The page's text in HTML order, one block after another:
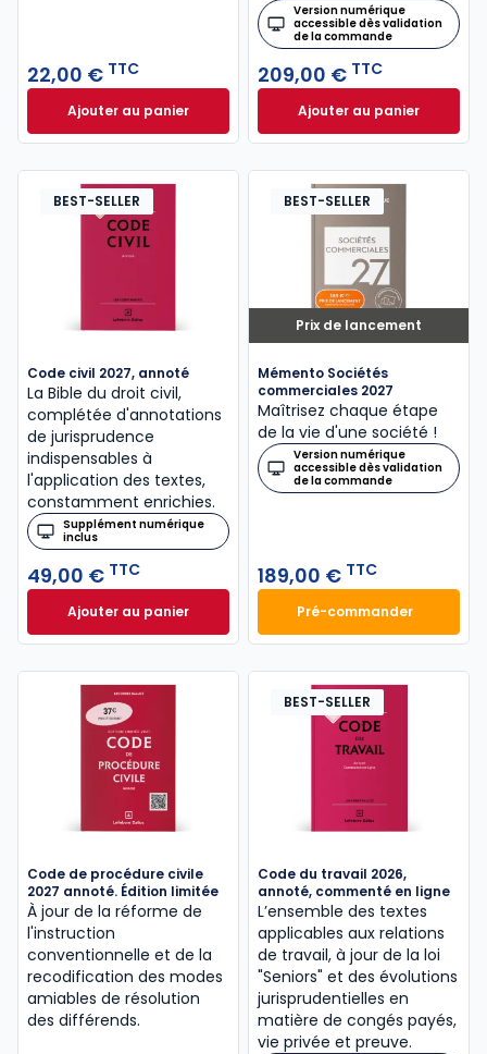
22,00 € TTC
Ajouter au panierCode civil 2027 annoté. Édition limitée à 22,00 € TTC
Version numérique
accessible dès validation
de la commande
209,00 € TTC
Ajouter au panier
Mémento Social
BEST-SELLER
Code civil 2027, annoté
La Bible du droit civil,
complétée d'annotations
de jurisprudence
indispensables à
l'application des textes,
constamment enrichies.
Supplément numérique
inclus
49,00 € TTC
Ajouter au panierCode civil 2027, annoté à 49,00 € TTC
Prix de lancement
BEST-SELLER
Mémento Sociétés
commerciales 2027
Maîtrisez chaque étape
de la vie d'une société !
Version numérique
accessible dès validation
de la commande
189,00 € TTC
Pré-commander
Mémento
Code de procédure civile
2027 annoté. Édition limitée
À jour de la réforme de
l'instruction
conventionnelle et de la
recodification des modes
amiables de résolution
des différends.
BEST-SELLER
Code du travail 2026,
annoté, commenté en ligne
L’ensemble des textes
applicables aux relations
de travail, à jour de la loi
"Seniors" et des évolutions
jurisprudentielles en
matière de congés payés,
vie privée et preuve.